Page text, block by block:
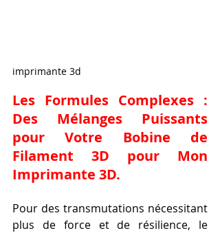
imprimante 3d
Les Formules Complexes :
Des Mélanges Puissants
pour Votre Bobine de
Filament 3D pour Mon
Imprimante 3D.
Pour des transmutations nécessitant